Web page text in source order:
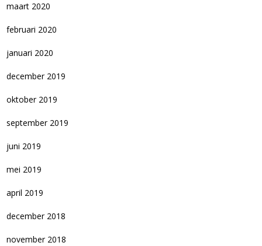
maart 2020
februari 2020
januari 2020
december 2019
oktober 2019
september 2019
juni 2019
mei 2019
april 2019
december 2018
november 2018